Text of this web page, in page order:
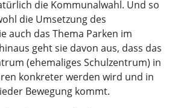
die Kommunalwahl. Und so
die Umsetzung des
auch das Thema Parken im
geht sie davon aus, dass das
(ehemaliges Schulzentrum) in
konkreter werden wird und in
Bewegung kommt.